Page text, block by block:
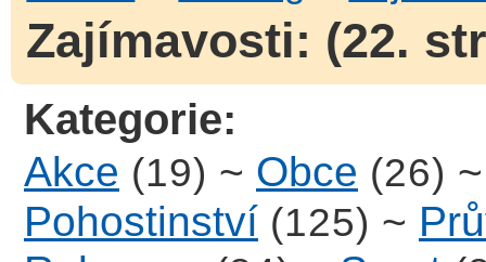
Zajímavosti: (22.
Kategorie:
Akce (19) ~ Obce (26)
Pohostinství (125) ~